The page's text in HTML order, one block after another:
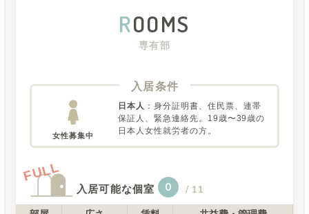
ROOMS
専有部
入居条件
女性募集中
日本人 ： 身分証明書、住民票、連帯
保証人、緊急連絡先。19歳〜39歳の
日本人女性就労者の方。
FULL
入居可能な個室 0 / 11